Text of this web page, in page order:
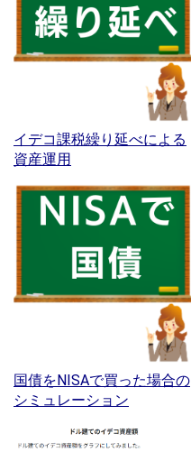
イデコ課税繰り延べによる
資産運用
国債をNISAで買った場合の
シミュレーション